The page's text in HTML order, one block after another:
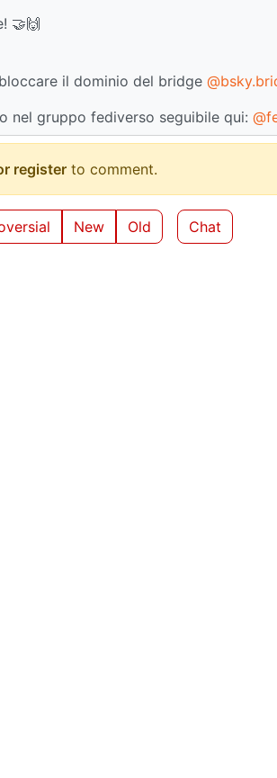
🤝🙌
il dominio del bridge
nel gruppo fediverso seguibile qui:
register to comment.
New Old Chat